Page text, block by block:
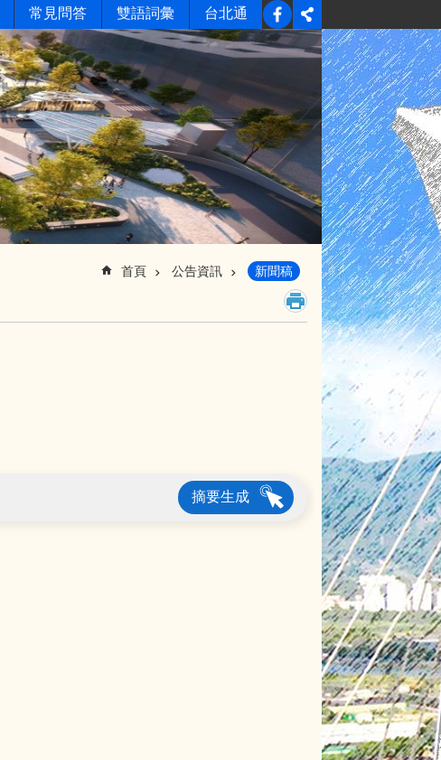
常見問答 雙語詞彙 台北通
首頁 公告資訊 新聞稿
摘要生成